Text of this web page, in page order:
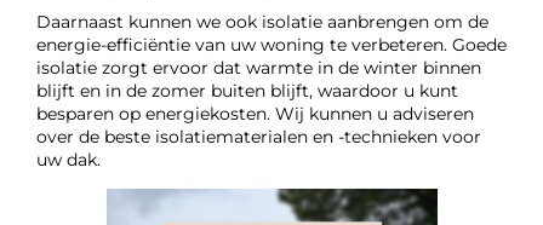
Daarnaast kunnen we ook isolatie aanbrengen om de
energie-efficiëntie van uw woning te verbeteren. Goede
isolatie zorgt ervoor dat warmte in de winter binnen
blijft en in de zomer buiten blijft, waardoor u kunt
besparen op energiekosten. Wij kunnen u adviseren
over de beste isolatiematerialen en -technieken voor
uw dak.